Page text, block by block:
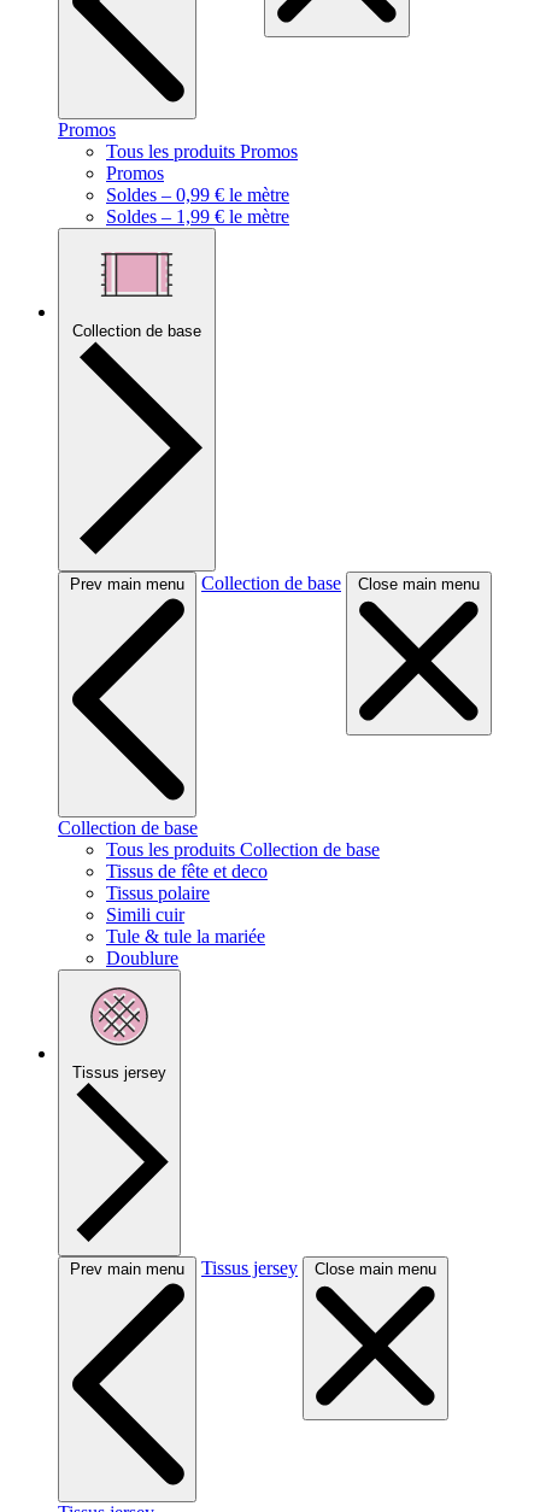
Promos
Tous les produits Promos
Promos
Soldes – 0,99 € le mètre
Soldes – 1,99 € le mètre
Collection de base
Prev main menu Collection de base Close main menu
Collection de base
Tous les produits Collection de base
Tissus de fête et deco
Tissus polaire
Simili cuir
Tule & tule la mariée
Doublure
Tissus jersey
Prev main menu Tissus jersey Close main menu